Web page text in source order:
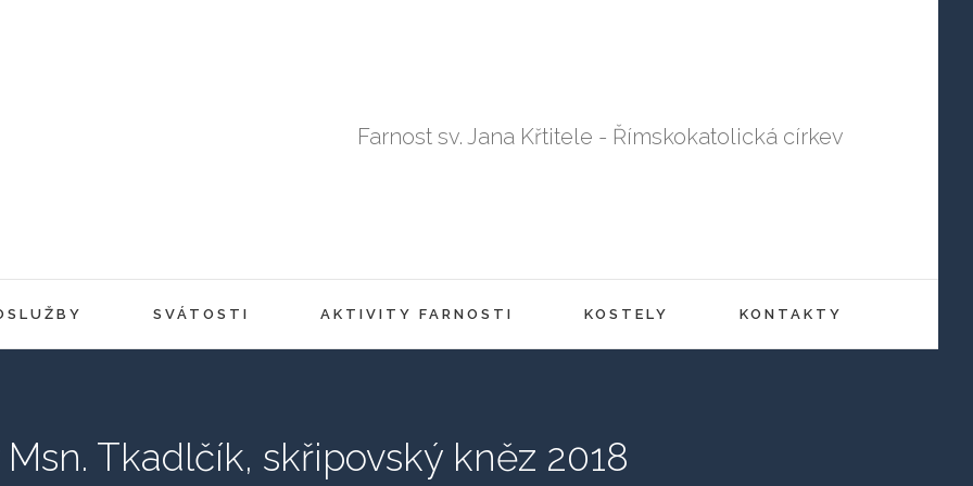
Farnost sv. Jana Křtitele - Římskokatolická církev
SVÁTOSTI AKTIVITY FARNOSTI KOSTELY KONTAKTY
Msn. Tkadlčík, skřipovský kněz 2018